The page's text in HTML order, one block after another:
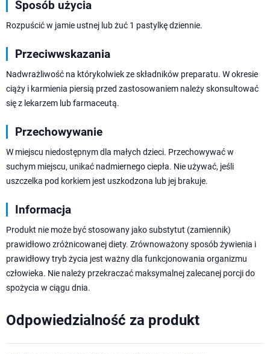
Sposób użycia
Rozpuścić w jamie ustnej lub żuć 1 pastylkę dziennie.
Przeciwwskazania
Nadwrażliwość na którykolwiek ze składników preparatu. W okresie
ciąży i karmienia piersią przed zastosowaniem należy skonsultować
się z lekarzem lub farmaceutą.
Przechowywanie
W miejscu niedostępnym dla małych dzieci. Przechowywać w
suchym miejscu, unikać nadmiernego ciepła. Nie używać, jeśli
uszczelka pod korkiem jest uszkodzona lub jej brakuje.
Informacja
Produkt nie może być stosowany jako substytut (zamiennik)
prawidłowo zróżnicowanej diety. Zrównoważony sposób żywienia i
prawidłowy tryb życia jest ważny dla funkcjonowania organizmu
człowieka. Nie należy przekraczać maksymalnej zalecanej porcji do
spożycia w ciągu dnia.
Odpowiedzialność za produkt